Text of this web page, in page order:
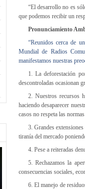
“El desarrollo no es
que podemos recibir un
Pronunciamiento
“Reunidos cerca de
Mundial de Radios
manifestamos nuestras
1. La deforestación
descontroladas ocasionan
2. Nuestros recursos
haciendo desaparecer
casos no respeta las
3. Grandes
tiranía del mercado
4. Pese a reiteradas
5. Rechazamos la
consecuencias sociales,
6. El manejo de